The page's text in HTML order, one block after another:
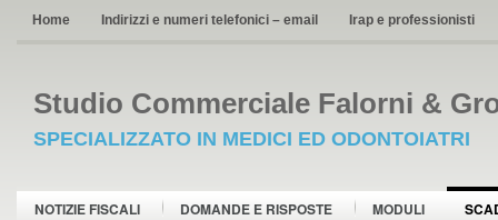
Home Indirizzi e numeri telefonici – email Irap e professionisti
Studio Commerciale Falorni &
SPECIALIZZATO IN MEDICI ED ODONTOIATRI
NOTIZIE FISCALI DOMANDE E RISPOSTE MODULI